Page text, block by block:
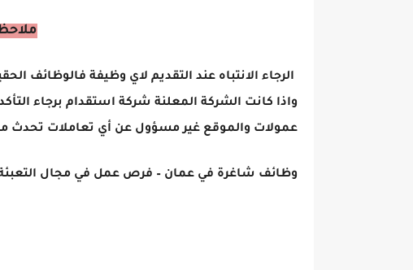
الرجاء الانتباه عند التقديم لاي وظيفة فالوظائف
واذا كانت الشركة المعلنة شركة استقدام برجاء
عمولات والموقع غير مسؤول عن أي تعاملات تحدث
وظائف شاغرة في عمان – فرص عمل في مجال التعبئة والتغليف